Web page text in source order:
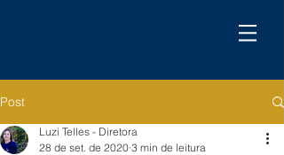
Post
Luzi Telles - Diretora
28 de set. de 2020 3 min de leitura